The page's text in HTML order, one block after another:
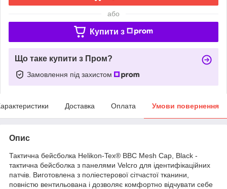
або
Купити з
Що таке купити з Пром?
Замовлення під захистом
Доставка Оплата Умови повернення
Опис
Тактична бейсболка Helikon-Tex® BBC Mesh Cap, Black -
тактична бейсболка з панелями Velcro для ідентифікаційних
патчів. Виготовлена з поліестерової сітчастої тканини,
повністю вентильована і дозволяє комфортно відчувати себе